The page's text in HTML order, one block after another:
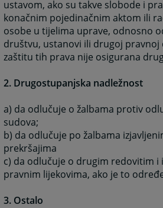
ustavom, ako su takve slobode i
konačnim pojedinačnim aktom ili
osobe u tijelima uprave, odnosno
društvu, ustanovi ili drugoj pravnoj
zaštitu tih prava nije osigurana
2. Drugostupanjska nadležnost
a) da odlučuje o žalbama protiv
sudova;
b) da odlučuje po žalbama
prekršajima
c) da odlučuje o drugim redovitim i
pravnim lijekovima, ako je to
3. Ostalo